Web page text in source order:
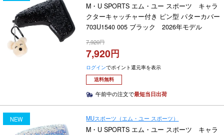
M・U SPORTS エム・ユー スポーツ キャラ
クターキャッチャー付き ピン型 パターカバー
703U1540 005 ブラック 2026年モデル
7,920
7,920
ログインでポイント還元率を表示
送料無料
午前中の注文で最短当日出荷
NEW MUスポーツ（エム・ユー スポーツ）
M・U SPORTS エム・ユー スポーツ キャラ